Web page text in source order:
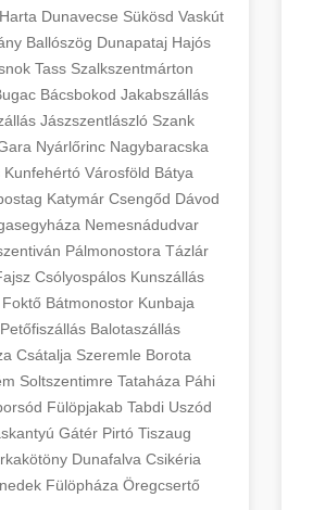
Harta Dunavecse Sükösd Vaskút
Ballószög Dunapataj Hajós
Tass Szalkszentmárton
Bácsbokod Jakabszállás
Jászszentlászló Szank
Nyárlőrinc Nagybaracska
Kunfehértó Városföld Bátya
Katymár Csengőd Dávod
Nemesnádudvar
Pálmonostora Tázlár
Csólyospálos Kunszállás
Foktő Bátmonostor Kunbaja
Petőfiszállás Balotaszállás
Csátalja Szeremle Borota
Soltszentimre Tataháza Páhi
Fülöpjakab Tabdi Uszód
Gátér Pirtó Tiszaug
Dunafalva Csikéria
Fülöpháza Öregcsertő